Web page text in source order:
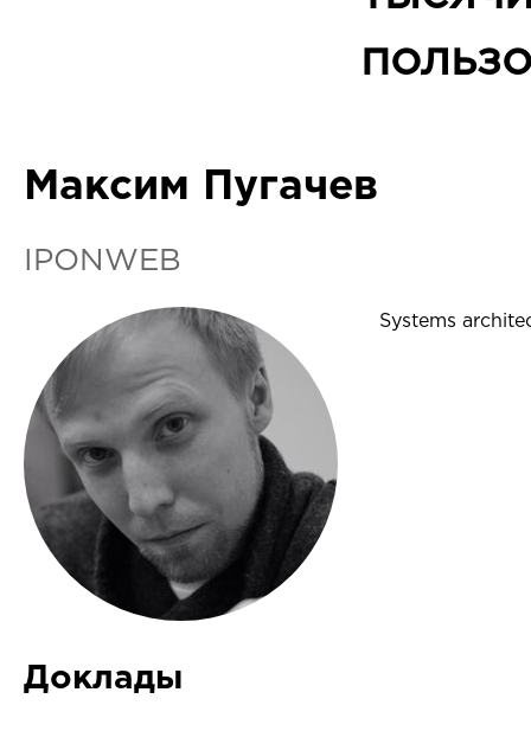
Максим Пугачев
IPONWEB
Systems
Доклады